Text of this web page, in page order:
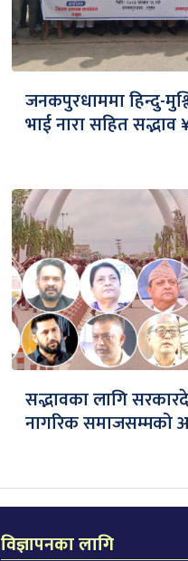
जनकपुरधाममा हिन्दु-
भाई नारा सहित सद्भाव
सद्भावका लागि
नागरिक समाजसम्मको
विज्ञापनका लागि